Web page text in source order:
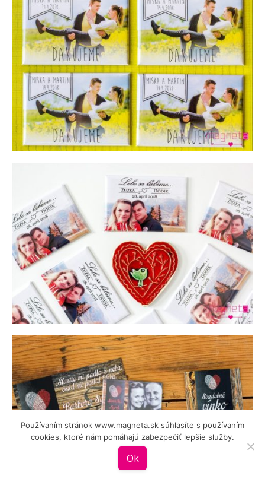
Používaním stránok www.magneta.sk súhlasíte s používaním
cookies, ktoré nám pomáhajú zabezpečiť lepšie služby.
Ok